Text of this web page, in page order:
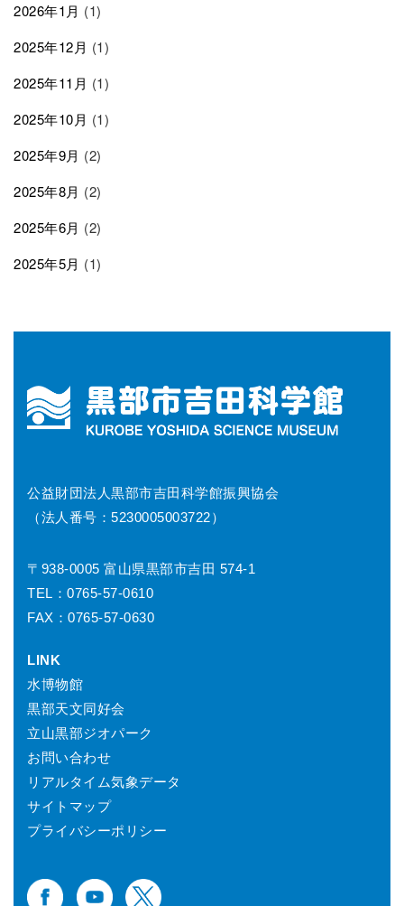
2026年1月 (1)
2025年12月 (1)
2025年11月 (1)
2025年10月 (1)
2025年9月 (2)
2025年8月 (2)
2025年6月 (2)
2025年5月 (1)
公益財団法人黒部市吉田科学館振興協会
（法人番号：5230005003722）
〒938-0005 富山県黒部市吉田 574-1
TEL：0765-57-0610
FAX：0765-57-0630
LINK
水博物館
黒部天文同好会
立山黒部ジオパーク
お問い合わせ
リアルタイム気象データ
サイトマップ
プライバシーポリシー